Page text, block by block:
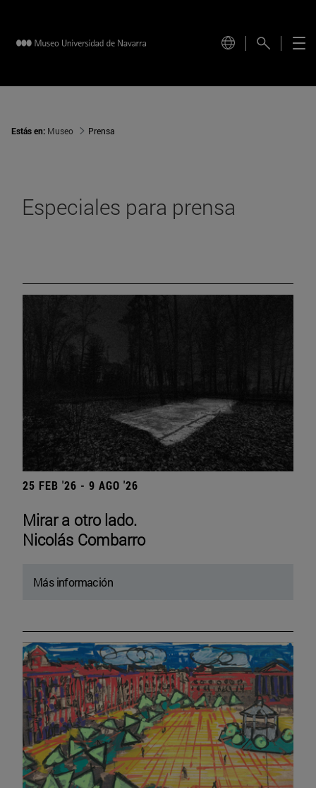
Estás en: Museo Prensa
Especiales para prensa
25 FEB '26 - 9 AGO '26
Mirar a otro lado.
Nicolás Combarro
Más información